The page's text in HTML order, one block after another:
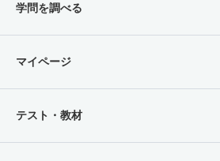
学問を調べる
マイページ
テスト・教材